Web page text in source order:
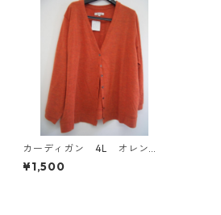
カーディガン 4L オレン
ジ IY-3777
¥1,500